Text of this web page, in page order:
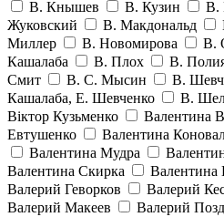
В. Кнышев
В. Кузин В.
Жуковский
В. Макдональд
Миллер
В. Новомирова В.
Кашалаба
В. Плох В.
Смит
В. С. Мысин В.
Кашалаба, Е. Шевченко
В.
Віктор Кузьменко
Валентина
Евтушенко
Валентина
Валентина Мудра
Валентина Скирка
Валентина
Валерий Геворков
Валерий
Валерий Макеев
Валерий